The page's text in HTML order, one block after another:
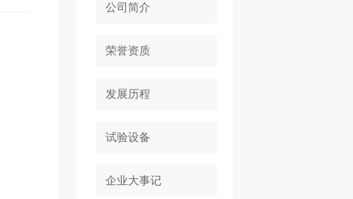
公司简介
荣誉资质
发展历程
试验设备
企业大事记